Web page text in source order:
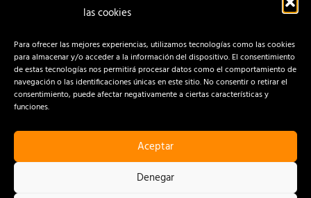
las cookies
Para ofrecer las mejores experiencias, utilizamos tecnologías como las cookies
para almacenar y/o acceder a la información del dispositivo. El consentimiento
de estas tecnologías nos permitirá procesar datos como el comportamiento de
navegación o las identificaciones únicas en este sitio. No consentir o retirar el
consentimiento, puede afectar negativamente a ciertas características y
funciones.
Aceptar
Denegar
ENTRADA
CONTACTO
AVISO LEGAL